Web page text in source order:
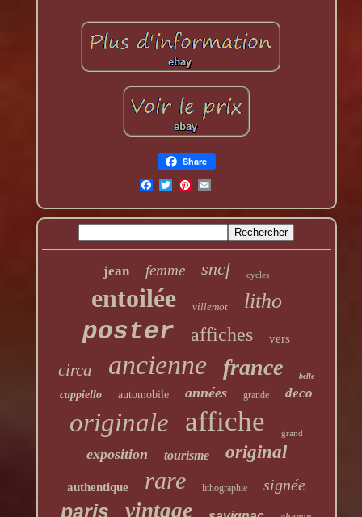
Share
jean femme sncf cycles
entoilée villemot litho
poster affiches vers
circa ancienne france belle
cappiello automobile années grande deco
originale affiche grand
exposition tourisme original
authentique rare lithographie signée
paris vintage